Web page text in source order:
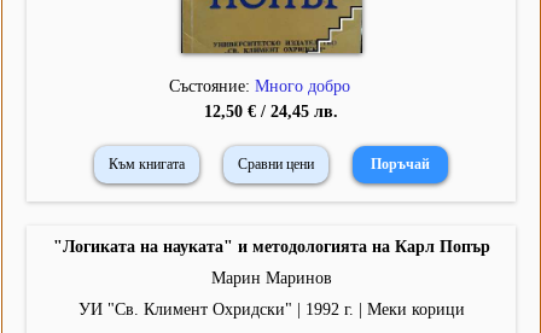
Състояние: Много добро
12,50 € / 24,45 лв.
Към книгата Сравни цени
"Логиката на науката" и методологията на Карл Попър
Марин Маринов
УИ "Св. Климент Охридски" | 1992 г. | Меки корици